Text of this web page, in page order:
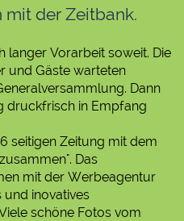
mit der Zeitbank.
langer Vorarbeit soweit. Die
und Gäste warteten
Dann
druckfrisch in Empfang
seitigen Zeitung mit dem
Das
mit der Werbeagentur
und inovatives
schöne Fotos vom